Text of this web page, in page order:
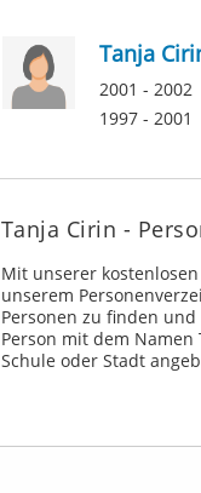
Tanja Cirin -
Mit unserer
unserem
Personen zu finden
Person mit dem
Schule oder Stadt
Tanja
2001 - 2002
1997 - 2001